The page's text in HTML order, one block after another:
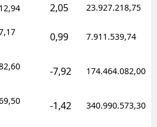
12,94 2,05 23.927.218,75
0,99 7.911.539,74
-7,92 174.464.082,00
-1,42 340.990.573,30